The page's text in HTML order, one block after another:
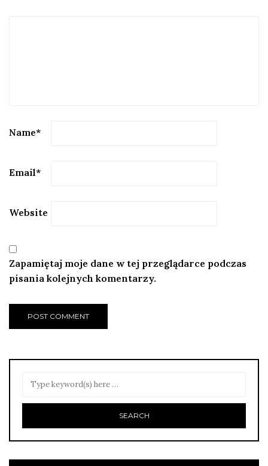
Name*
Email*
Website
Zapamiętaj moje dane w tej przeglądarce podczas
pisania kolejnych komentarzy.